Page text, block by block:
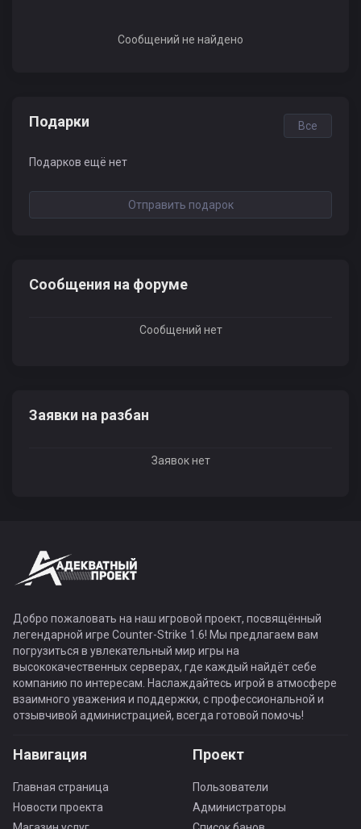
Сообщений не найдено
Подарки Все
Подарков ещё нет
Отправить подарок
Сообщения на форуме
Сообщений нет
Заявки на разбан
Заявок нет
Добро пожаловать на наш игровой проект, посвящённый
легендарной игре Counter-Strike 1.6! Мы предлагаем вам
погрузиться в увлекательный мир игры на
высококачественных серверах, где каждый найдёт себе
компанию по интересам. Наслаждайтесь игрой в атмосфере
взаимного уважения и поддержки, с профессиональной и
отзывчивой администрацией, всегда готовой помочь!
Навигация
Главная страница
Новости проекта
Проект
Пользователи
Администраторы